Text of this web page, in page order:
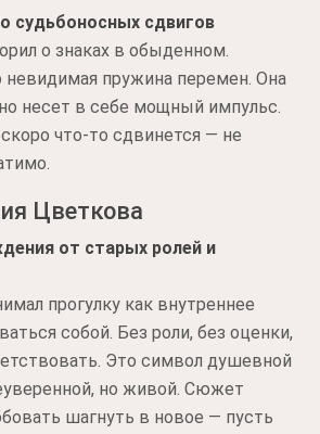
судьбоносных сдвигов
о знаках в обыденном.
невидимая пружина перемен. Она
но несет в себе мощный импульс.
что-то сдвинется — не
Цветкова
от старых ролей и
прогулку как внутреннее
собой. Без роли, без оценки,
Это символ душевной
но живой. Сюжет
шагнуть в новое — пусть